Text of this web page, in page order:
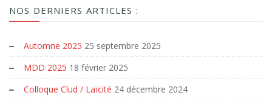
NOS DERNIERS ARTICLES :
Automne 2025 25 septembre 2025
MDD 2025 18 février 2025
Colloque Clud / Laïcité 24 décembre 2024